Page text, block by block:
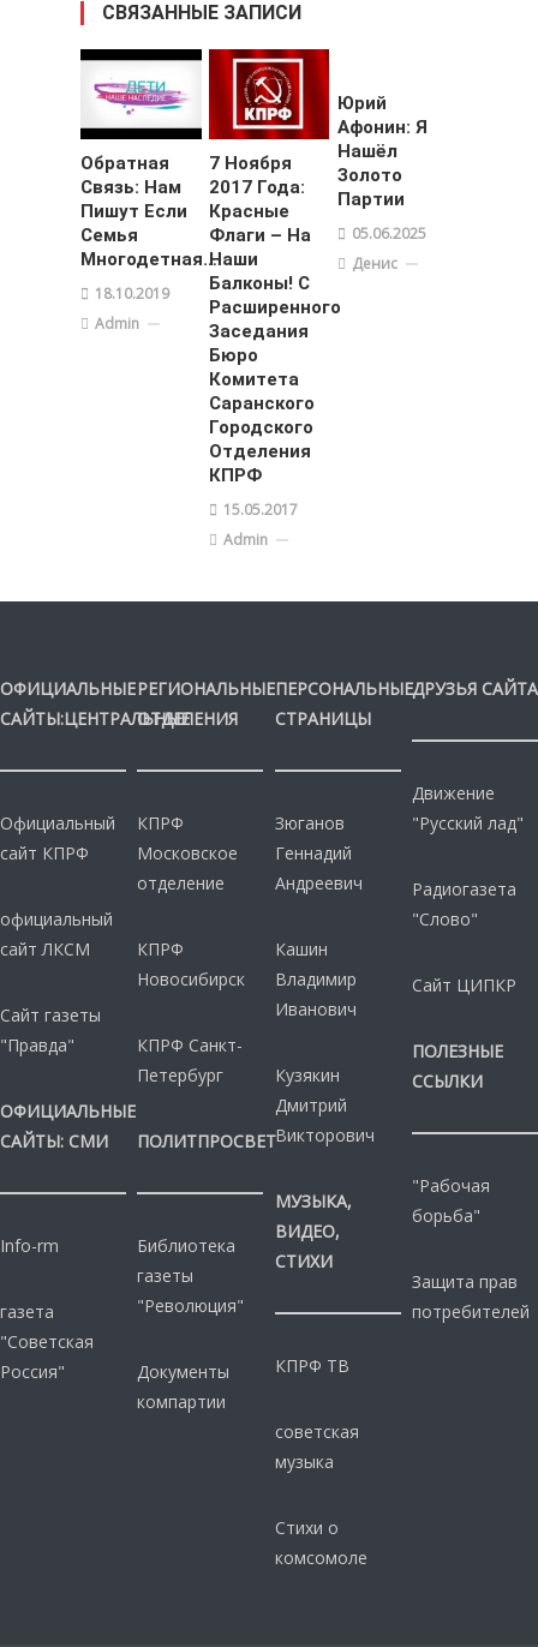
СВЯЗАННЫЕ ЗАПИСИ
Обратная
Связь: Нам
Пишут Если
Семья
Многодетная…
18.10.2019
Admin
7 Ноября
2017 Года:
Красные
Флаги – На
Наши
Балконы! С
Расширенного
Заседания
Бюро
Комитета
Саранского
Городского
Отделения
КПРФ
15.05.2017
Admin
Юрий
Афонин: Я
Нашёл
Золото
Партии
05.06.2025
Денис
ОФИЦИАЛЬНЫЕ
САЙТЫ:ЦЕНТРАЛЬНЫЕ
Официальный
сайт КПРФ
официальный
сайт ЛКСМ
Сайт газеты
"Правда"
ОФИЦИАЛЬНЫЕ
САЙТЫ: СМИ
Info-rm
газета
"Советская
Россия"
РЕГИОНАЛЬНЫЕ
ОТДЕЛЕНИЯ
КПРФ
Московское
отделение
КПРФ
Новосибирск
КПРФ Санкт-
Петербург
ПОЛИТПРОСВЕТ
Библиотека
газеты
"Революция"
Документы
компартии
ПЕРСОНАЛЬНЫЕ
СТРАНИЦЫ
Зюганов
Геннадий
Андреевич
Кашин
Владимир
Иванович
Кузякин
Дмитрий
Викторович
МУЗЫКА,
ВИДЕО,
СТИХИ
КПРФ ТВ
советская
музыка
Стихи о
комсомоле
ДРУЗЬЯ САЙТА
Движение
"Русский лад"
Радиогазета
"Слово"
Сайт ЦИПКР
ПОЛЕЗНЫЕ
ССЫЛКИ
"Рабочая
борьба"
Защита прав
потребителей